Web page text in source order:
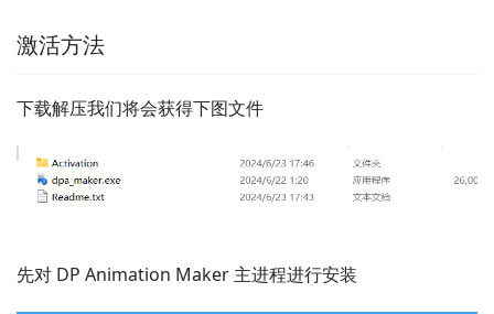
激活方法
下载解压我们将会获得下图文件
先对 DP Animation Maker 主进程进行安装